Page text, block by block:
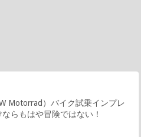
Motorrad）バイク試乗インプレ
らもはや冒険ではない！